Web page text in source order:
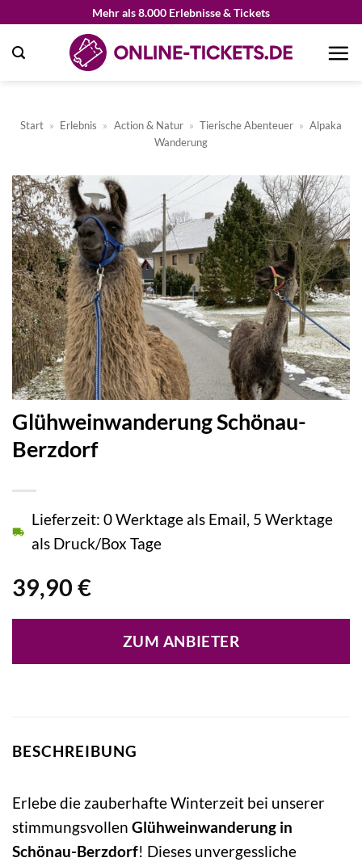
springen
Mehr als 8.000 Erlebnisse & Tickets
Start » Erlebnis » Action & Natur » Tierische Abenteuer » Alpaka
Wanderung
Glühweinwanderung Schönau-
Berzdorf
39,90 €
Lieferzeit: 0 Werktage als Email, 5 Werktage
als Druck/Box Tage
ZUM ANBIETER
BESCHREIBUNG
Erlebe die zauberhafte Winterzeit bei unserer
stimmungsvollen Glühweinwanderung in
Schönau-Berzdorf! Dieses unvergessliche